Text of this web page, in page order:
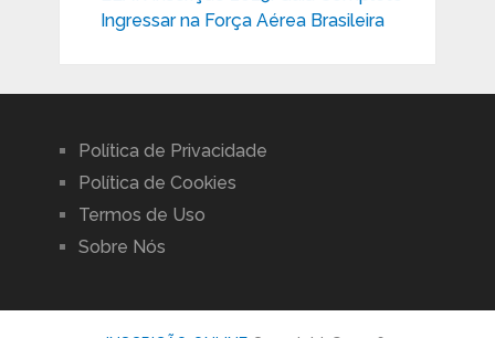
Ingressar na Força Aérea Brasileira
Política de Privacidade
Política de Cookies
Termos de Uso
Sobre Nós